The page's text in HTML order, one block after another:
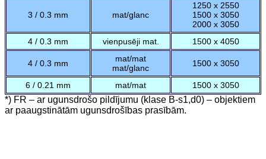
3 / 0.3 mm mat/glanc
1250 x 2550
1500 x 3050
2000 x 3050
4 / 0.3 mm
vienpusēji mat. 1500 x 4050
4 / 0.3 mm
mat/mat
mat/glanc
1500 x 3050
6 / 0.21 mm mat/mat 1500 x 3050
*) FR – ar ugunsdrošo pildījumu (klase B-s1,d0) – objektiem
ar paaugstinātām ugunsdrošības prasībām.